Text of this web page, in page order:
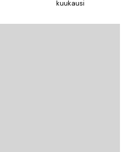
kuukausi